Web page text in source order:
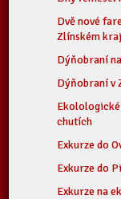
Dvě nové
Zlínském
Dýňobraní
Dýňobraní v
Ekolologické
chutích
Exkurze do
Exkurze do
Exkurze na